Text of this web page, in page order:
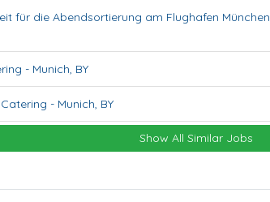
für die Abendsortierung am Flughafen München
- Munich, BY
- Munich, BY
Show All Similar Jobs